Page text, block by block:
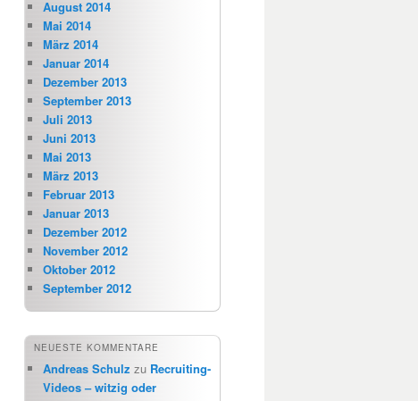
August 2014
Mai 2014
März 2014
Januar 2014
Dezember 2013
September 2013
Juli 2013
Juni 2013
Mai 2013
März 2013
Februar 2013
Januar 2013
Dezember 2012
November 2012
Oktober 2012
September 2012
NEUESTE KOMMENTARE
Andreas Schulz zu Recruiting-
Videos – witzig oder